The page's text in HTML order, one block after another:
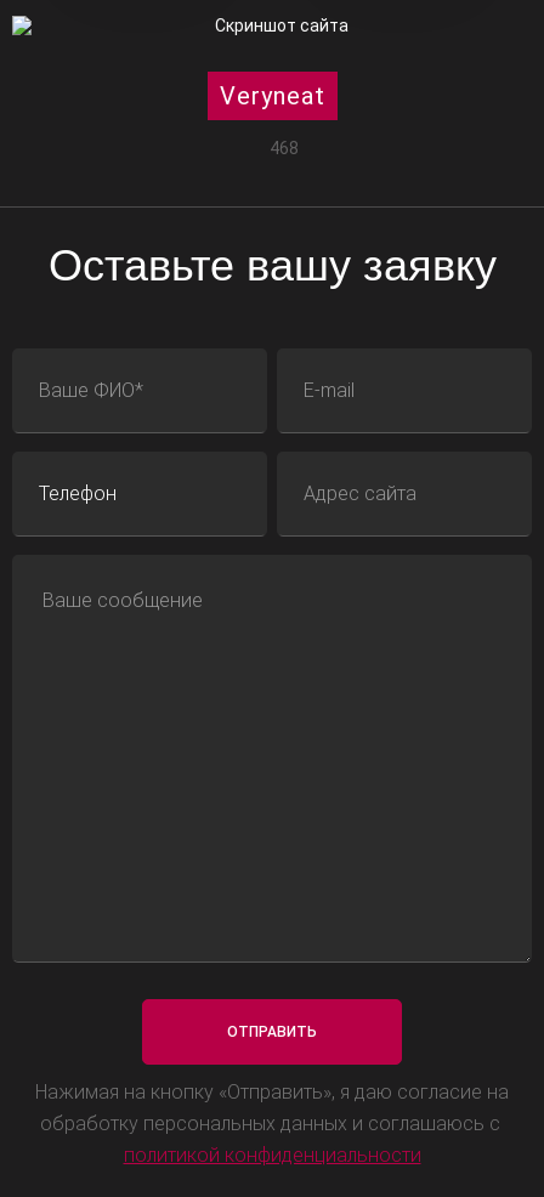
Veryneat
468
Оставьте вашу заявку
Нажимая на кнопку «Отправить», я даю согласие на
обработку персональных данных и соглашаюсь с
политикой конфиденциальности